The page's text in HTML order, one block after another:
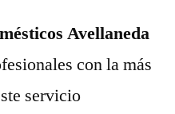
Avellaneda
con la más
servicio